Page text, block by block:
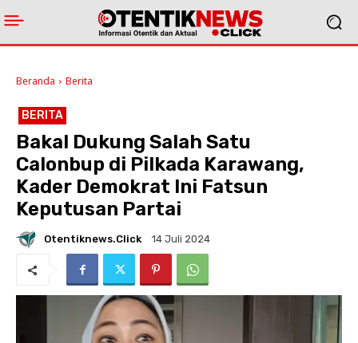
Beranda Berita
BERITA
Bakal Dukung Salah Satu
Calonbup di Pilkada Karawang,
Kader Demokrat Ini Fatsun
Keputusan Partai
Otentiknews.click 14 Juli 2024